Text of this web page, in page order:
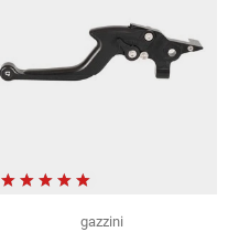
gazzini